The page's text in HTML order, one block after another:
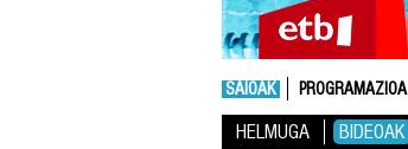
SAIOAK PROGRAMAZIOA
HELMUGA BIDEOAK